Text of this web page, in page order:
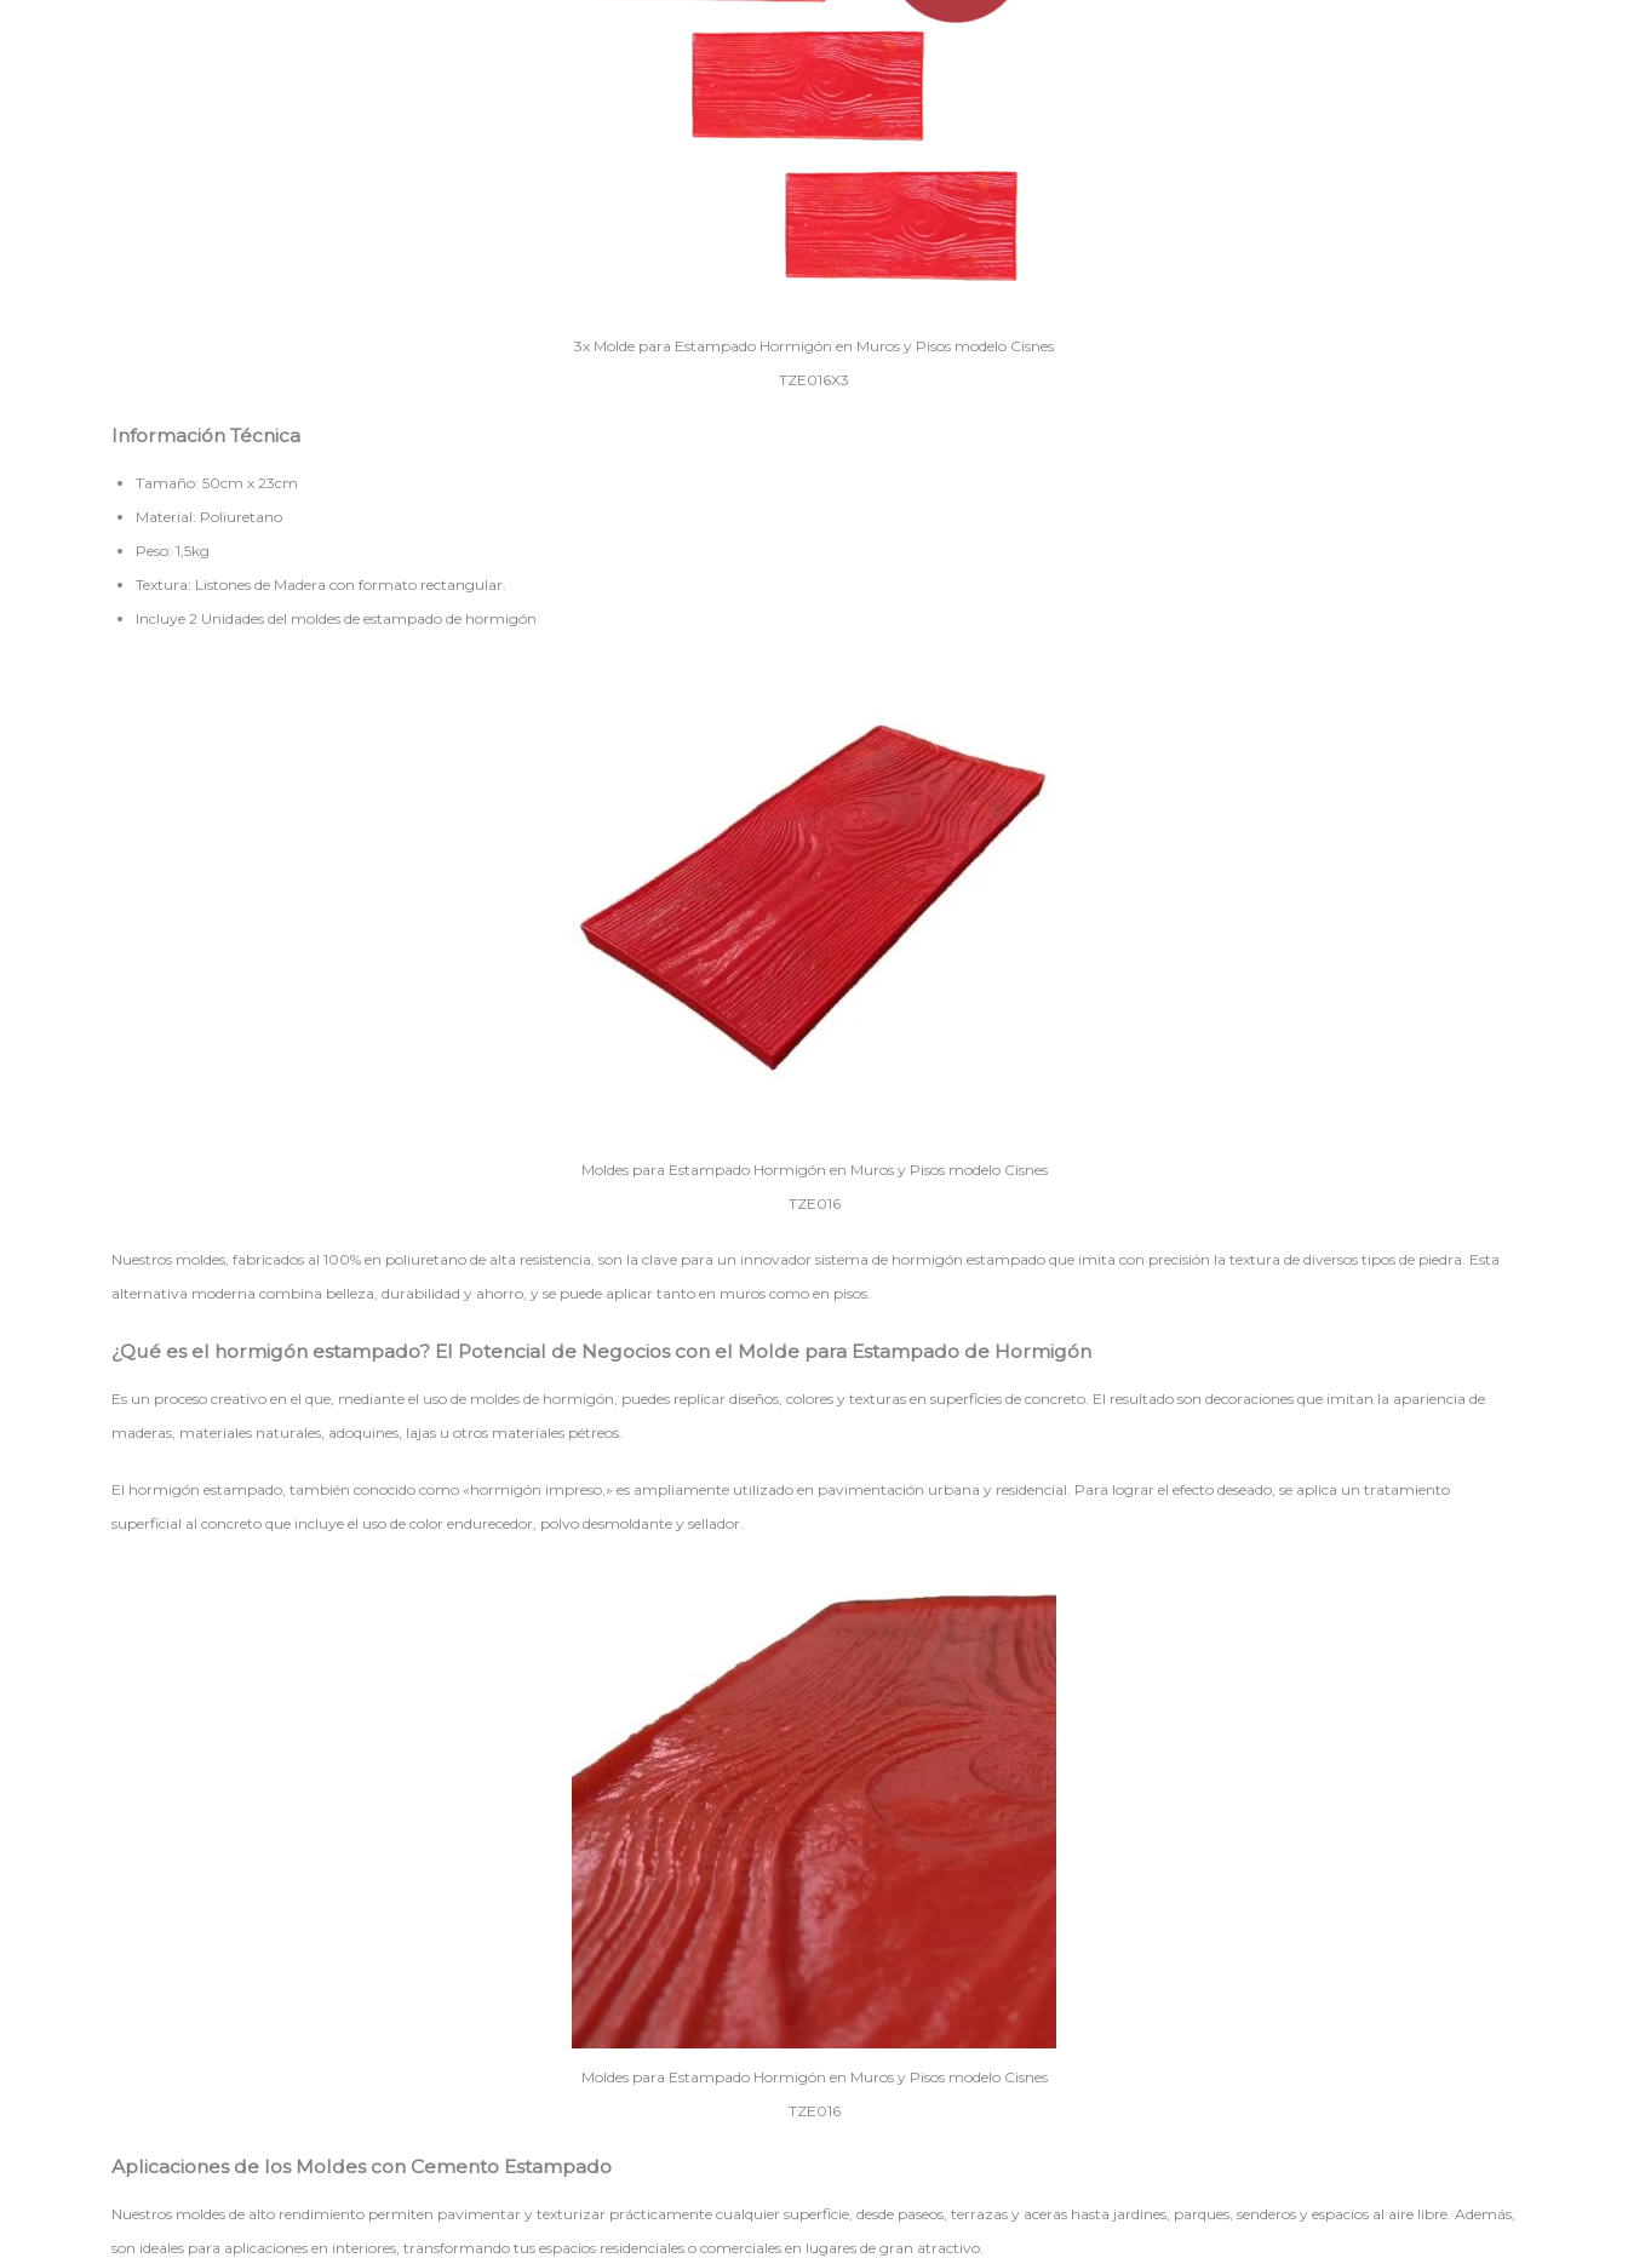
3x Molde para Estampado Hormigón en Muros y Pisos modelo Cisnes
TZE016X3
Información Técnica
Tamaño: 50cm x 23cm
Material: Poliuretano
Peso: 1,5kg
Textura: Listones de Madera con formato rectangular.
Incluye 2 Unidades del moldes de estampado de hormigón
Moldes para Estampado Hormigón en Muros y Pisos modelo Cisnes
TZE016
Nuestros moldes, fabricados al 100% en poliuretano de alta resistencia, son la clave para un innovador sistema de hormigón estampado que imita con precisión la textura de diversos tipos de piedra. Esta
alternativa moderna combina belleza, durabilidad y ahorro, y se puede aplicar tanto en muros como en pisos.
¿Qué es el hormigón estampado? El Potencial de Negocios con el Molde para Estampado de Hormigón
Es un proceso creativo en el que, mediante el uso de moldes de hormigón, puedes replicar diseños, colores y texturas en superficies de concreto. El resultado son decoraciones que imitan la apariencia de
maderas, materiales naturales, adoquines, lajas u otros materiales pétreos.
El hormigón estampado, también conocido como «hormigón impreso,» es ampliamente utilizado en pavimentación urbana y residencial. Para lograr el efecto deseado, se aplica un tratamiento
superficial al concreto que incluye el uso de color endurecedor, polvo desmoldante y sellador.
Moldes para Estampado Hormigón en Muros y Pisos modelo Cisnes
TZE016
Aplicaciones de los Moldes con Cemento Estampado
Nuestros moldes de alto rendimiento permiten pavimentar y texturizar prácticamente cualquier superficie, desde paseos, terrazas y aceras hasta jardines, parques, senderos y espacios al aire libre. Además,
son ideales para aplicaciones en interiores, transformando tus espacios residenciales o comerciales en lugares de gran atractivo.